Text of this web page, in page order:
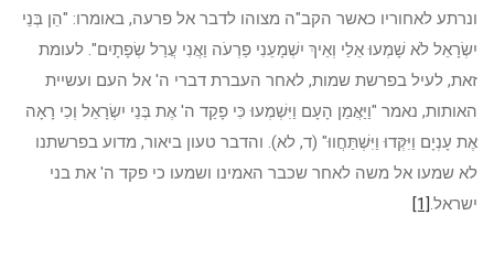
ונרתע לאחוריו כאשר הקב"ה מצוהו לדבר אל פרעה, באומרו: "הֵן בְּנֵי
יִשְׂרָאֵל לֹא שָׁמְעוּ אֵלַי וְאֵיךְ יִשְׁמָעֵנִי פַרְעֹה וַאֲנִי עֲרַל שְׂפָתָיִם". לעומת
זאת, לעיל בפרשת שמות, לאחר העברת דברי ה' אל העם ועשיית
האותות, נאמר "וַיַּאֲמֵן הָעָם וַיִּשְׁמְעוּ כִּי פָקַד ה' אֶת בְּנֵי יִשְׂרָאֵל וְכִי רָאָה
אֶת עָנְיָם וַיִּקְּדוּ וַיִּשְׁתַּחֲווּ" (ד, לא). והדבר טעון ביאור, מדוע בפרשתנו
לא שמעו אל משה לאחר שכבר האמינו ושמעו כי פקד ה' את בני
ישראל.[1]